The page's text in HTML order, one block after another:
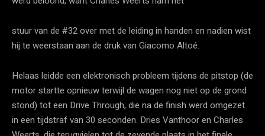
stuur van de #32 over met de leiding in handen en nadien wist
hij te weerstaan aan de druk van Giacomo Altoé.
Helaas leidde een elektronisch probleem tijdens de pitstop (de
motor startte opnieuw terwijl de wagen nog niet op de grond
stond) tot een Drive Through, die na de finish werd omgezet
in een tijdstraf van 30 seconden. Dries Vanthoor en Charles